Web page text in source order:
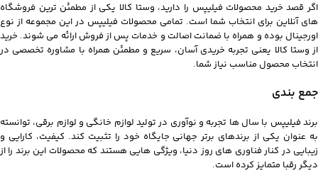
اگر قصد خرید محصولات فیلیپس را دارید، وستا کالا یکی از مطمئن ترین فروشگاه
های آنلاین برای انتخاب شما است. تمامی محصولات فیلیپس در این مجموعه از نوع
اورجینال بوده و همراه با ضمانت اصالت و خدمات پس از فروش ارائه می شوند. خرید
از وستا کالا یعنی تجربه خریدی آسان، سریع و مطمئن همراه با مشاوره تخصصی در
انتخاب محصول مناسب نیاز شما.
جمع بندی
برند فیلیپس با سال ها تجربه و نوآوری در تولید لوازم خانگی و لوازم برقی، توانسته
به عنوان یکی از برندهای برتر جهانی جایگاه خود را تثبیت کند. کیفیت، کارایی و
زیبایی در کنار فناوری های روز دنیا، ویژگی هایی هستند که محصولات این برند را از
دیگر رقبا متمایز کرده است.